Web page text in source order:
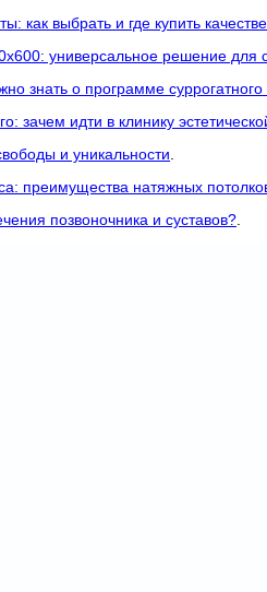
как выбрать и где купить
универсальное решение для
знать о программе
зачем идти в клинику
и уникальности
преимущества натяжных
позвоночника и суставов?